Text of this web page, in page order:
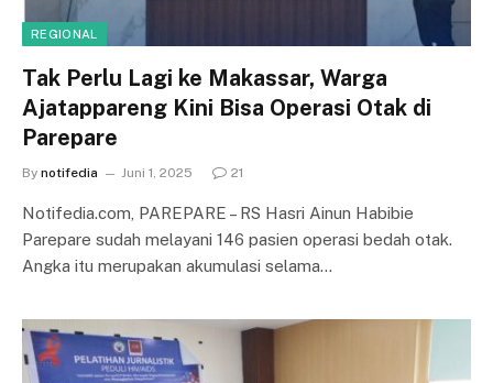
REGIONAL
Tak Perlu Lagi ke Makassar, Warga
Ajatappareng Kini Bisa Operasi Otak di
Parepare
By notifedia Juni 1, 2025 21
Notifedia.com, PAREPARE – RS Hasri Ainun Habibie
Parepare sudah melayani 146 pasien operasi bedah otak.
Angka itu merupakan akumulasi selama…